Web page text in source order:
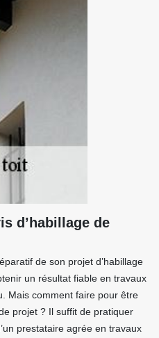
d’habillage de
de son projet d’habillage
un résultat fiable en travaux
Mais comment faire pour être
projet ? Il suffit de pratiquer
prestataire agrée en travaux